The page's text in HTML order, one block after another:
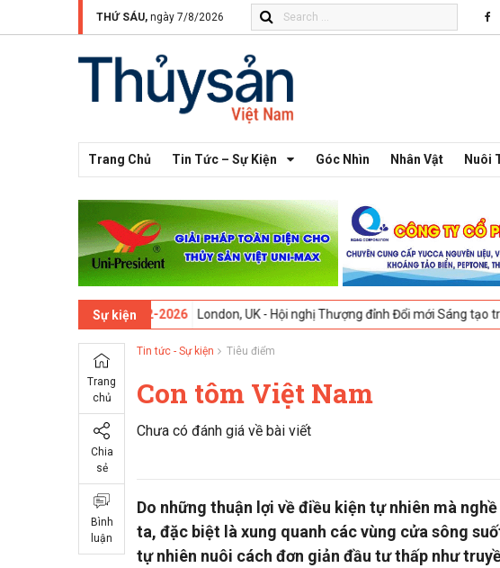
THỨ SÁU, ngày 7/8/2026
Trang Chủ Tin Tức – Sự Kiện Góc Nhìn Nhân Vật Nuôi
Sự kiện
09-02-2026 London, UK - Hội nghị Thượng đỉnh Đổi mới Sáng tạo trong Ngành
Trang
chủ
Chia
sẻ
Bình
luận
Tin tức - Sự kiện Tiêu điểm
Con tôm Việt Nam
Chưa có đánh giá về bài viết
Do những thuận lợi về điều kiện tự nhiên mà
ta, đặc biệt là xung quanh các vùng cửa sông
tự nhiên nuôi cách đơn giản đầu tư thấp như